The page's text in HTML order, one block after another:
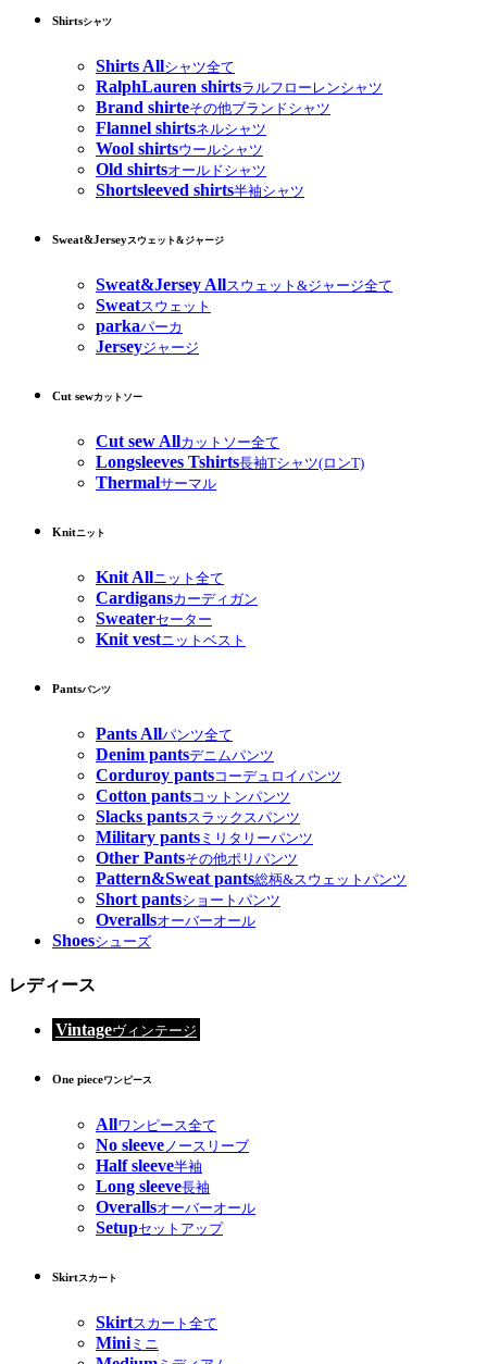
Shirtsシャツ
Shirts Allシャツ全て
RalphLauren shirtsラルフローレンシャツ
Brand shirteその他ブランドシャツ
Flannel shirtsネルシャツ
Wool shirtsウールシャツ
Old shirtsオールドシャツ
Shortsleeved shirts半袖シャツ
Sweat&Jerseyスウェット&ジャージ
Sweat&Jersey Allスウェット&ジャージ全て
Sweatスウェット
parkaパーカ
Jerseyジャージ
Cut sewカットソー
Cut sew Allカットソー全て
Longsleeves Tshirts長袖Tシャツ(ロンT)
Thermalサーマル
Knitニット
Knit Allニット全て
Cardigansカーディガン
Sweaterセーター
Knit vestニットベスト
Pantsパンツ
Pants Allパンツ全て
Denim pantsデニムパンツ
Corduroy pantsコーデュロイパンツ
Cotton pantsコットンパンツ
Slacks pantsスラックスパンツ
Military pants ミリタリーパンツ
Other Pantsその他ポリパンツ
Pattern&Sweat pants総柄&スウェットパンツ
Short pantsショートパンツ
Overallsオーバーオール
Shoesシューズ
レディース
Vintageヴィンテージ
One pieceワンピース
Allワンピース全て
No sleeveノースリーブ
Half sleeve半袖
Long sleeve長袖
Overallsオーバーオール
Setupセットアップ
Skirtスカート
Skirtスカート全て
Miniミニ